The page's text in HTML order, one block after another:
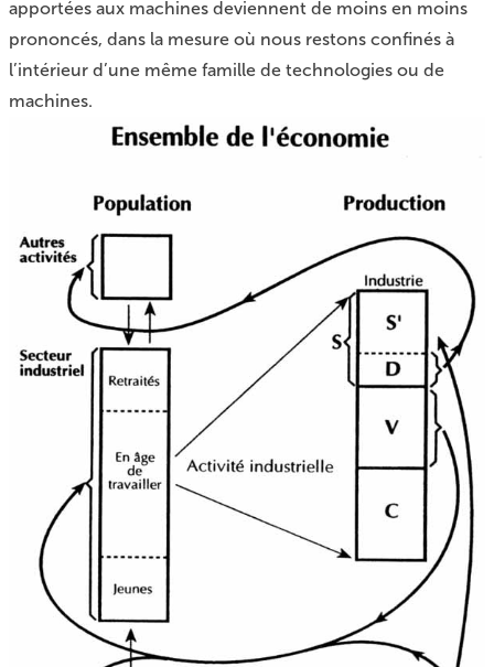
apportées aux machines deviennent de moins en moins
prononcés, dans la mesure où nous restons confinés à
l’intérieur d’une même famille de technologies ou de
machines.